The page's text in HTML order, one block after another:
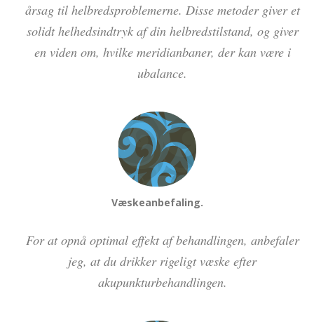
årsag til helbredsproblemerne. Disse metoder giver et
solidt helhedsindtryk af din helbredstilstand, og giver
en viden om, hvilke meridianbaner, der kan være i
ubalance.
Væskeanbefaling.
For at opnå optimal effekt af behandlingen, anbefaler
jeg, at du drikker rigeligt væske efter
akupunkturbehandlingen.